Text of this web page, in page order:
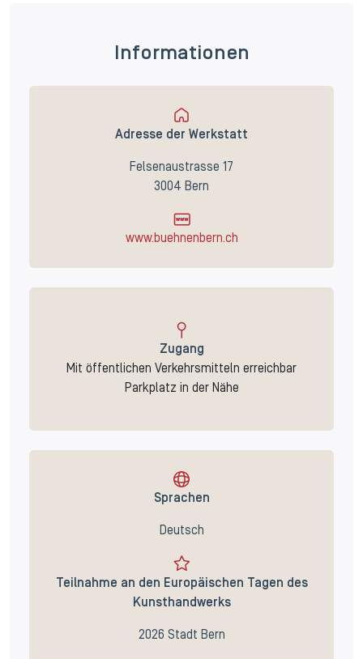
Informationen
Adresse der Werkstatt
Felsenaustrasse 17
3004 Bern
www.buehnenbern.ch
Zugang
Mit öffentlichen Verkehrsmitteln erreichbar
Parkplatz in der Nähe
Sprachen
Deutsch
Teilnahme an den Europäischen Tagen des
Kunsthandwerks
2026 Stadt Bern